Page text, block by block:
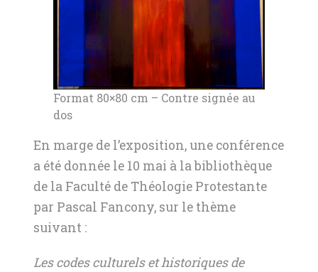
Format 80×80 cm – Contre signée au
dos
En marge de l’exposition, une conférence
a été donnée le 10 mai à la bibliothèque
de la Faculté de Théologie Protestante
par Pascal Fancony, sur le thème
suivant :
Les codes culturels et historiques de